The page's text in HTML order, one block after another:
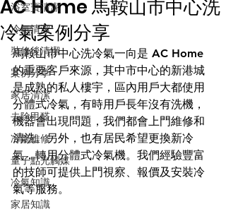
浴室寶清潔
冷氣清潔
裝修後清潔
案例分享
家居清潔
去除甲醛
冷氣維修
量子點光觸媒
冷氣知識
家居知識
AC Home 馬鞍山市中心洗
冷氣案例分享
馬鞍山市中心洗冷氣一向是 AC Home
的重要客戶來源，其中市中心的新港城
是成熟的私人樓宇，區內用戶大都使用
分體式冷氣，有時用戶長年沒有洗機，
機器會出現問題，我們都會上門維修和
清洗。另外，也有居民希望更換新冷
氣，轉用分體式冷氣機。我們經驗豐富
的技師可提供上門視察、報價及安裝冷
氣等服務。